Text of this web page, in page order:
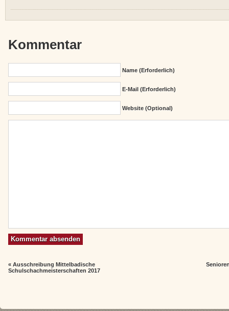
Kommentar
Name (erforderlich)
E-Mail (erforderlich)
Website (Optional)
«Ausschreibung Mittelbadische
Schulschachmeisterschaften 2017